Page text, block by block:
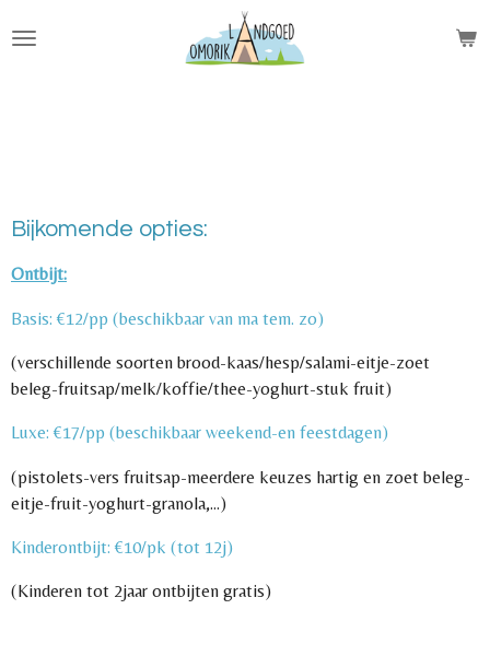
direct
Bijkomende opties:
Ontbijt:
Basis: €12/pp (beschikbaar van ma tem. zo)
(verschillende soorten brood-kaas/hesp/salami-eitje-zoet
beleg-fruitsap/melk/koffie/thee-yoghurt-stuk fruit)
Luxe: €17/pp (beschikbaar weekend-en feestdagen)
(pistolets-vers fruitsap-meerdere keuzes hartig en zoet beleg-
eitje-fruit-yoghurt-granola,…)
Kinderontbijt: €10/pk (tot 12j)
(Kinderen tot 2jaar ontbijten gratis)